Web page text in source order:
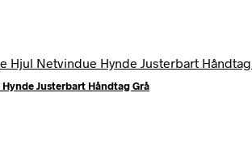
Justerbart Håndtag Grå